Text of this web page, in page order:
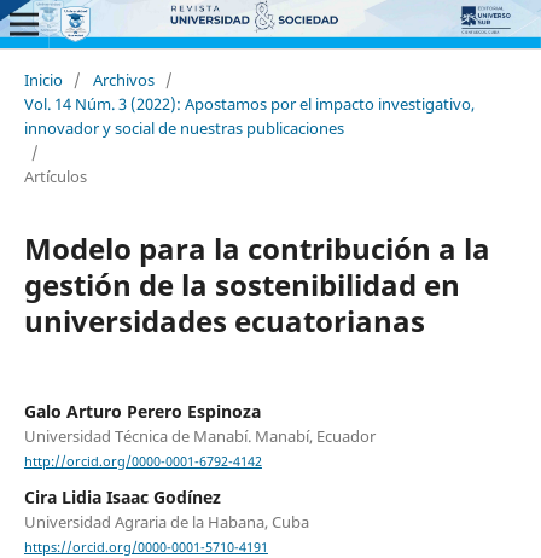
Inicio / Archivos /
Vol. 14 Núm. 3 (2022): Apostamos por el impacto investigativo,
innovador y social de nuestras publicaciones
/
Artículos
Modelo para la contribución a la
gestión de la sostenibilidad en
universidades ecuatorianas
Galo Arturo Perero Espinoza
Universidad Técnica de Manabí. Manabí, Ecuador
http://orcid.org/0000-0001-6792-4142
Cira Lidia Isaac Godínez
Universidad Agraria de la Habana, Cuba
https://orcid.org/0000-0001-5710-4191